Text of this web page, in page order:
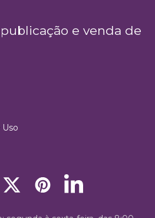
e venda de